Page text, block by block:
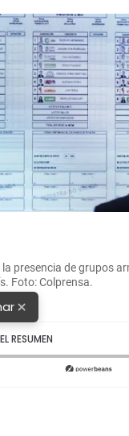
presencia de grupos
Foto: Colprensa.
×
RESUMEN
transcurrido: 0